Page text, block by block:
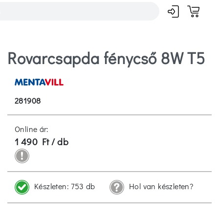
Rovarcsapda fénycső 8W T5
281908
Online ár:
1 490 Ft / db
Készleten:753 db Hol van készleten?